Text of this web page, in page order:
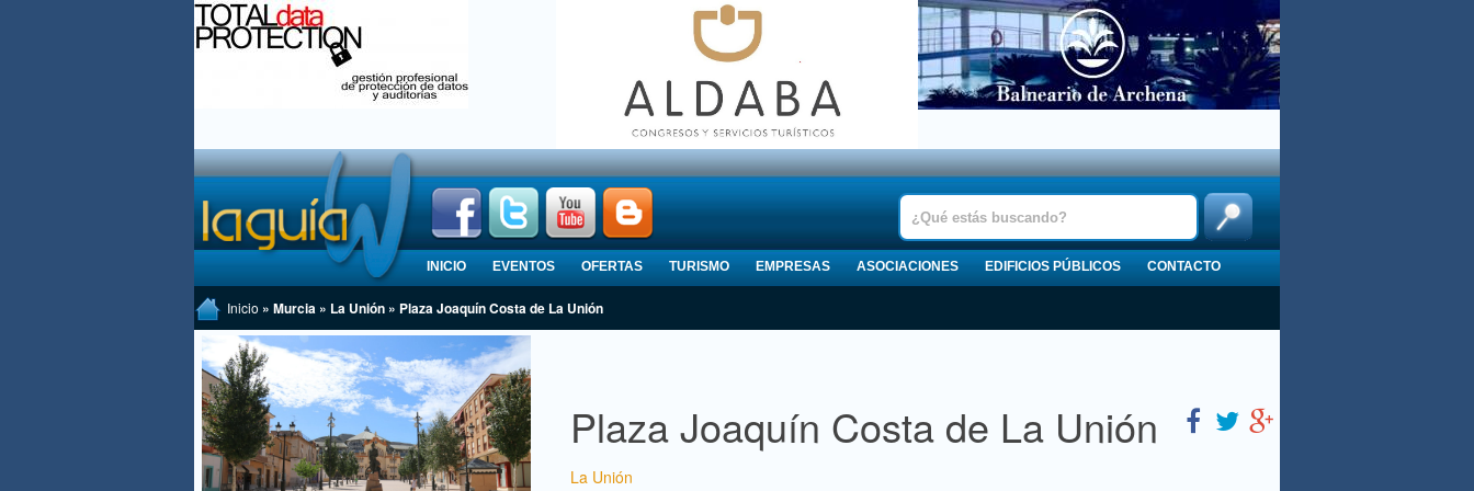
INICIO EVENTOS OFERTAS TURISMO EMPRESAS ASOCIACIONES EDIFICIOS PÚBLICOS CONTACTO
Inicio » Murcia » La Unión » Plaza Joaquín Costa de La Unión
Plaza Joaquín Costa de La Unión
La Unión